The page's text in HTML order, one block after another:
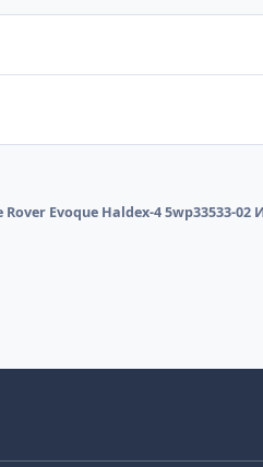
Rover Evoque Haldex-4 5wp33533-02